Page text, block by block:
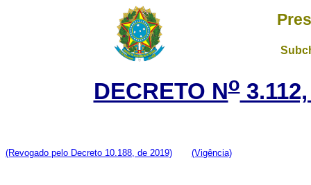
DECRETO No3.112,
(Revogado pelo Decreto 10.188, de 2019) (Vigência)